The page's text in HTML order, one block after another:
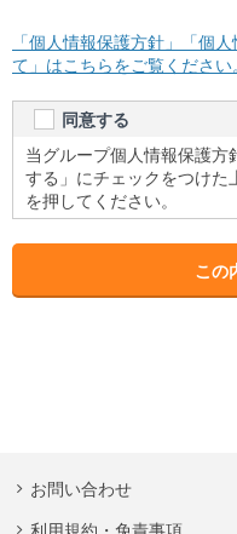
「個人情報保護方針」「個
て」はこちらをご覧ください
同意する
当グループ個人情報保護
する」にチェックをつけた
を押してください。
この
お問い合わせ
利用規約・免責事項